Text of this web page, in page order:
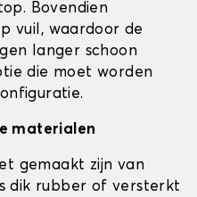
Bovendien
vuil, waardoor de
langer schoon
die moet worden
materialen
gemaakt zijn van
dik rubber of versterkt